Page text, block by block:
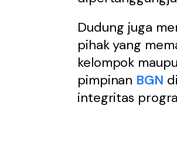
Dudung juga
pihak yang
kelompok
pimpinan BGN
integritas